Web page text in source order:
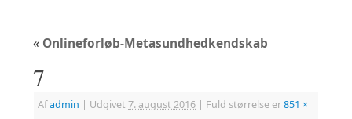
« Onlineforløb-Metasundhedkendskab
7
Afadmin | Udgivet 7. august 2016 | Fuld størrelse er851 ×